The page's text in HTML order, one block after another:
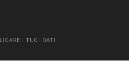
I TUOI DATI